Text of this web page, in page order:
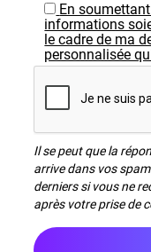
En
informations
le cadre de ma
personnalisée
Il se peut que la
arrive dans vos
derniers si vous ne
après votre prise de